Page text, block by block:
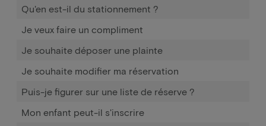
Qu'en est-il du stationnement ?
Je veux faire un compliment
Je souhaite déposer une plainte
Je souhaite modifier ma réservation
Puis-je figurer sur une liste de réserve ?
Mon enfant peut-il s'inscrire